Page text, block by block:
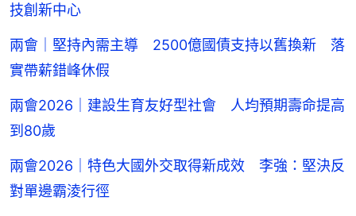
技創新中心
兩會｜堅持內需主導 2500億國債支持以舊換新 落
實帶薪錯峰休假
兩會2026｜建設生育友好型社會 人均預期壽命提高
到80歲
兩會2026｜特色大國外交取得新成效 李強：堅決反
對單邊霸淩行徑